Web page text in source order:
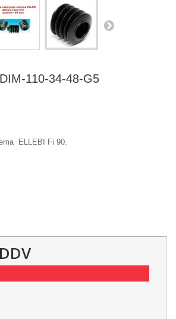
110-34-48-G5
ELLEBI Fi 90.